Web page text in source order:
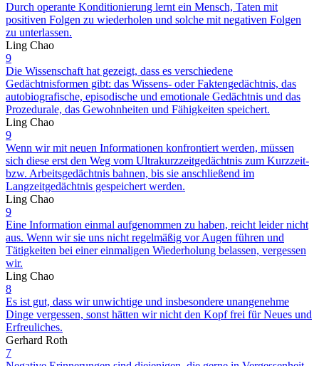
Durch operante Konditionierung lernt ein Mensch, Taten mit
positiven Folgen zu wiederholen und solche mit negativen Folgen
zu unterlassen.
Ling Chao
9
Die Wissenschaft hat gezeigt, dass es verschiedene
Gedächtnisformen gibt: das Wissens- oder Faktengedächtnis, das
autobiografische, episodische und emotionale Gedächtnis und das
Prozedurale, das Gewohnheiten und Fähigkeiten speichert.
Ling Chao
9
Wenn wir mit neuen Informationen konfrontiert werden, müssen
sich diese erst den Weg vom Ultrakurzzeitgedächtnis zum Kurzzeit-
bzw. Arbeitsgedächtnis bahnen, bis sie anschließend im
Langzeitgedächtnis gespeichert werden.
Ling Chao
9
Eine Information einmal aufgenommen zu haben, reicht leider nicht
aus. Wenn wir sie uns nicht regelmäßig vor Augen führen und
Tätigkeiten bei einer einmaligen Wiederholung belassen, vergessen
wir.
Ling Chao
8
Es ist gut, dass wir unwichtige und insbesondere unangenehme
Dinge vergessen, sonst hätten wir nicht den Kopf frei für Neues und
Erfreuliches.
Gerhard Roth
7